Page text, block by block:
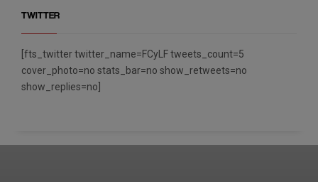
TWITTER
[fts_twitter twitter_name=FCyLF tweets_count=5
cover_photo=no stats_bar=no show_retweets=no
show_replies=no]